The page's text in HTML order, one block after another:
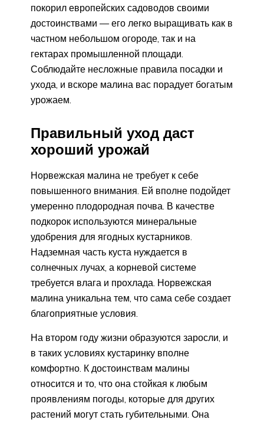
покорил европейских садоводов своими
достоинствами — его легко выращивать как в
частном небольшом огороде, так и на
гектарах промышленной площади.
Соблюдайте несложные правила посадки и
ухода, и вскоре малина вас порадует богатым
урожаем.
Правильный уход даст
хороший урожай
Норвежская малина не требует к себе
повышенного внимания. Ей вполне подойдет
умеренно плодородная почва. В качестве
подкорок используются минеральные
удобрения для ягодных кустарников.
Надземная часть куста нуждается в
солнечных лучах, а корневой системе
требуется влага и прохлада. Норвежская
малина уникальна тем, что сама себе создает
благоприятные условия.
На втором году жизни образуются заросли, и
в таких условиях кустаринку вполне
комфортно. К достоинствам малины
относится и то, что она стойкая к любым
проявлениям погоды, которые для других
растений могут стать губительными. Она